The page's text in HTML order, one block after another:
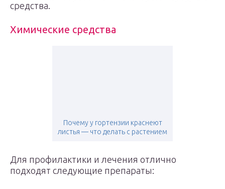
средства.
Химические средства
Почему у гортензии краснеют
листья — что делать с растением
Для профилактики и лечения отлично
подходят следующие препараты: